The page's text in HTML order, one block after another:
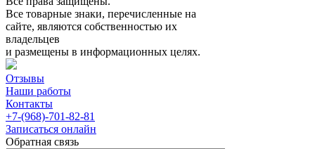
Все товарные знаки, перечисленные на
сайте, являются собственностью их
владельцев
и размещены в информационных целях.
Отзывы
Наши работы
Контакты
+7-(968)-701-82-81
Записаться онлайн
Обратная связь